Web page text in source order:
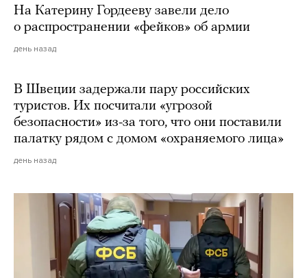
На Катерину Гордееву завели дело
о распространении «фейков» об армии
день назад
В Швеции задержали пару российских
туристов. Их посчитали «угрозой
безопасности» из-за того, что они поставили
палатку рядом с домом «охраняемого лица»
день назад